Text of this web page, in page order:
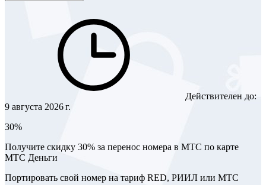
Действителен до:
9 августа 2026 г.
30%
Получите скидку 30% за перенос номера в МТС по карте
МТС Деньги
Портировать свой номер на тариф RED, РИИЛ или МТС